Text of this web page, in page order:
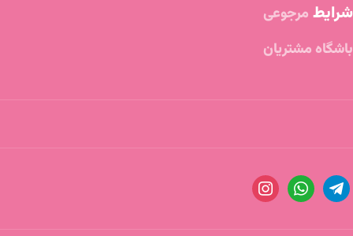
شرایط مرجوعی
باشگاه مشتریان